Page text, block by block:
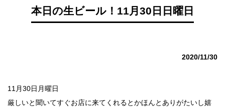
本日の生ビール！11月30日日曜日
2020/11/30
11月30日月曜日
厳しいと聞いてすぐお店に来てくれるとかほんとありがたいし嬉